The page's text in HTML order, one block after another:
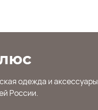
одежда и аксессуары
России.